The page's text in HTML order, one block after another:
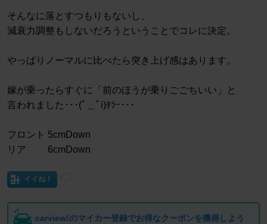
そんなに落とすつもりもないし、
減衰力調整もしないだろうということでコレに決定。
やっぱりノーマルに比べたら突き上げ感はあります。
嫁が乗ったらすぐに「前のほうが乗りごごちいい」と
言われました･･･(ﾟ＿ﾟi)ﾀﾗｰ･･･
フロント 5cmDown
リア 6cmDown
イイね！
carview!のマイカー登録でお得なクーポンを獲得しよう